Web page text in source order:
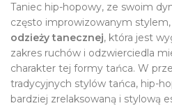
Taniec hip-hopowy, ze swoim
często improwizowanym
odzieży tanecznej, która jest
zakres ruchów i odzwierciedla
charakter tej formy tańca. W
tradycyjnych stylów tańca, hip-
bardziej zrelaksowaną i stylową